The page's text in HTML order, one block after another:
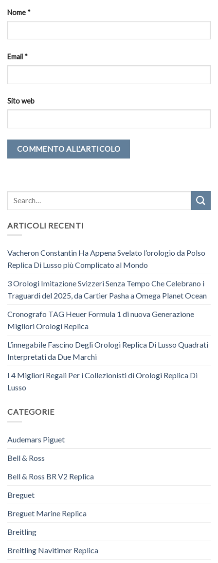
Nome *
Email *
Sito web
ARTICOLI RECENTI
Vacheron Constantin Ha Appena Svelato l’orologio da Polso
Replica Di Lusso più Complicato al Mondo
3 Orologi Imitazione Svizzeri Senza Tempo Che Celebrano i
Traguardi del 2025, da Cartier Pasha a Omega Planet Ocean
Cronografo TAG Heuer Formula 1 di nuova Generazione
Migliori Orologi Replica
L’innegabile Fascino Degli Orologi Replica Di Lusso Quadrati
Interpretati da Due Marchi
I 4 Migliori Regali Per i Collezionisti di Orologi Replica Di
Lusso
CATEGORIE
Audemars Piguet
Bell & Ross
Bell & Ross BR V2 Replica
Breguet
Breguet Marine Replica
Breitling
Breitling Navitimer Replica